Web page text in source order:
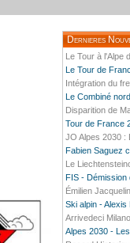
Dernieres
Le Tour à l'Alpe
Le Tour de
Intégration du
Le Combiné
Disparition de
Tour de France
JO Alpes 2030 :
Fabien Saguez
Le
FIS - Démission
Émilien
Ski alpin -
Arrivedeci
Alpes 2030 -